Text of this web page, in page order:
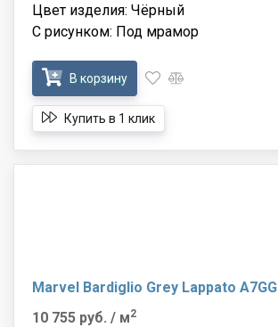
Цвет изделия: Чёрный
С рисунком: Под мрамор
В корзину
Купить в 1 клик
Marvel Bardiglio Grey Lappato A7GG
10 755 руб. / м2